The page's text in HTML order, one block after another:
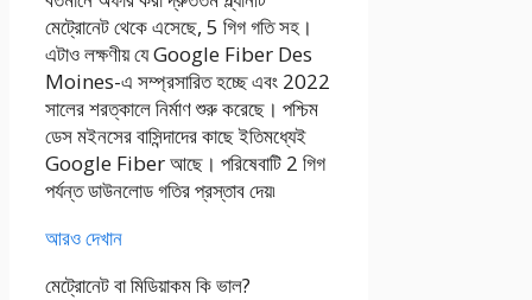
মেট্রোনেট থেকে এসেছে, 5 গিগ গতি সহ।
এটাও লক্ষণীয় যে Google Fiber Des
Moines-এ সম্প্রসারিত হচ্ছে এবং 2022
সালের শরত্কালে নির্মাণ শুরু করেছে। পশ্চিম
ডেস মইনসের বাসিন্দাদের কাছে ইতিমধ্যেই
Google Fiber আছে। পরিষেবাটি 2 গিগ
পর্যন্ত ডাউনলোড গতির প্রস্তাব দেয়৷
আরও দেখান
মেট্রোনেট বা মিডিয়াকম কি ভাল?